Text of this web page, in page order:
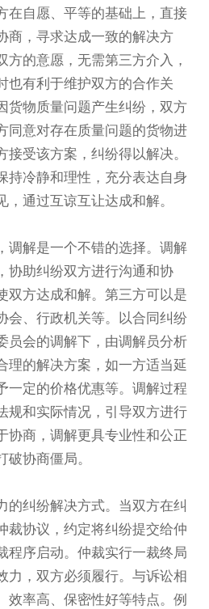
在自愿、平等的基础上，直接
商，寻求达成一致的解决方
方的意愿，无需第三方介入，
也有利于维护双方的合作关
货物质量问题产生纠纷，双方
同意对存在质量问题的货物进
受该方案，纠纷得以解决。
持冷静和理性，充分表达自身
通过互谅互让达成和解。
调解是一个不错的选择。调解
协助纠纷双方进行沟通和协
双方达成和解。第三方可以是
会、行政机关等。以合同纠纷
员会的调解下，由调解员分析
理的解决方案，如一方适当延
一定的价格优惠等。调解过程
规和实际情况，引导双方进行
协商，调解更具专业性和公正
破协商僵局。
的纠纷解决方式。当双方在纠
裁协议，约定将纠纷提交给仲
程序启动。仲裁实行一裁终局
力，双方必须履行。与诉讼相
效率高、保密性好等特点。例